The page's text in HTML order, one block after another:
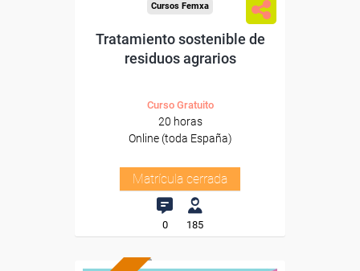
Cursos Femxa
Tratamiento sostenible de
residuos agrarios
Curso Gratuito
20 horas
Online (toda España)
Matrícula cerrada
0 185